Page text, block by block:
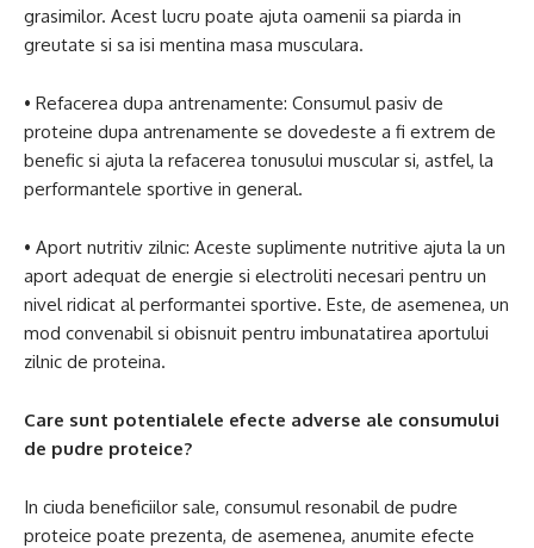
grasimilor. Acest lucru poate ajuta oamenii sa piarda in
greutate si sa isi mentina masa musculara.
• Refacerea dupa antrenamente: Consumul pasiv de
proteine dupa antrenamente se dovedeste a fi extrem de
benefic si ajuta la refacerea tonusului muscular si, astfel, la
performantele sportive in general.
• Aport nutritiv zilnic: Aceste suplimente nutritive ajuta la un
aport adequat de energie si electroliti necesari pentru un
nivel ridicat al performantei sportive. Este, de asemenea, un
mod convenabil si obisnuit pentru imbunatatirea aportului
zilnic de proteina.
Care sunt potentialele efecte adverse ale consumului
de pudre proteice?
In ciuda beneficiilor sale, consumul resonabil de pudre
proteice poate prezenta, de asemenea, anumite efecte